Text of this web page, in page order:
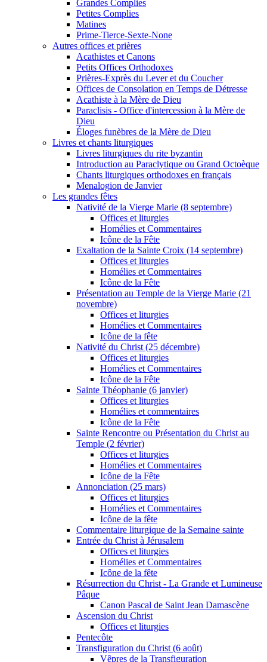
Grandes Complies
Petites Complies
Matines
Prime-Tierce-Sexte-None
Autres offices et prières
Acathistes et Canons
Petits Offices Orthodoxes
Prières-Exprès du Lever et du Coucher
Offices de Consolation en Temps de Détresse
Acathiste à la Mère de Dieu
Paraclisis - Office d'intercession à la Mère de
Dieu
Éloges funèbres de la Mère de Dieu
Livres et chants liturgiques
Livres liturgiques du rite byzantin
Introduction au Paraclytique ou Grand Octoèque
Chants liturgiques orthodoxes en français
Menalogion de Janvier
Les grandes fêtes
Nativité de la Vierge Marie (8 septembre)
Offices et liturgies
Homélies et Commentaires
Icône de la Fête
Exaltation de la Sainte Croix (14 septembre)
Offices et liturgies
Homélies et Commentaires
Icône de la Fête
Présentation au Temple de la Vierge Marie (21
novembre)
Offices et liturgies
Homélies et Commentaires
Icône de la fête
Nativité du Christ (25 décembre)
Offices et liturgies
Homélies et Commentaires
Icône de la Fête
Sainte Théophanie (6 janvier)
Offices et liturgies
Homélies et commentaires
Icône de la Fête
Sainte Rencontre ou Présentation du Christ au
Temple (2 février)
Offices et liturgies
Homélies et Commentaires
Icône de la Fête
Annonciation (25 mars)
Offices et liturgies
Homélies et Commentaires
Icône de la fête
Commentaire liturgique de la Semaine sainte
Entrée du Christ à Jérusalem
Offices et liturgies
Homélies et Commentaires
Icône de la fête
Résurrection du Christ - La Grande et Lumineuse
Pâque
Canon Pascal de Saint Jean Damascène
Ascension du Christ
Offices et liturgies
Pentecôte
Transfiguration du Christ (6 août)
Vêpres de la Transfiguration